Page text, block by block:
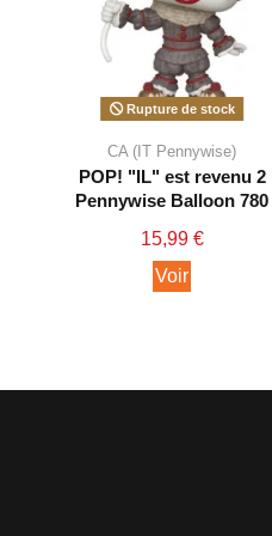
Rupture de stock
CA (IT Pennywise)
POP! "IL" est revenu 2
Pennywise Balloon 780
15,99 €
Voir